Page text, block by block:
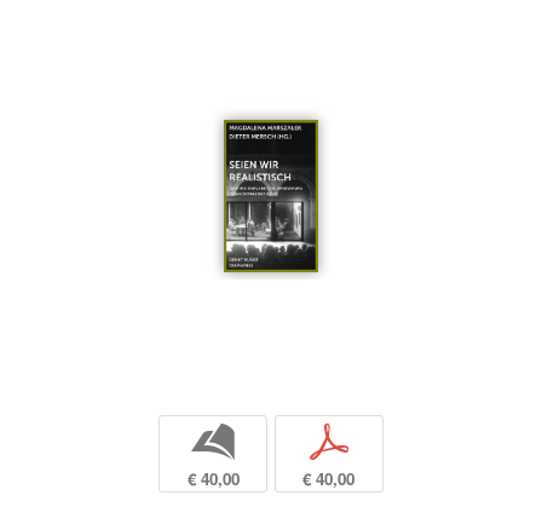
b
€ 40,00
p
€ 40,00